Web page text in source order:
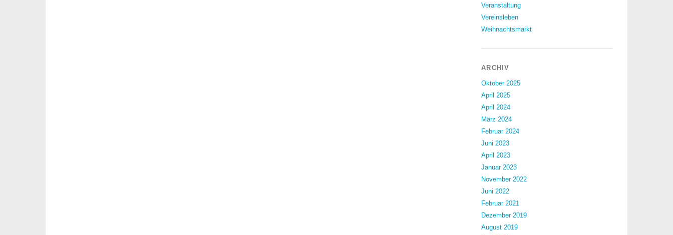
Veranstaltung
Vereinsleben
Weihnachtsmarkt
ARCHIV
Oktober 2025
April 2025
April 2024
März 2024
Februar 2024
Juni 2023
April 2023
Januar 2023
November 2022
Juni 2022
Februar 2021
Dezember 2019
August 2019